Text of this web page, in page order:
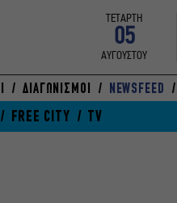
ΤΕΤΑΡΤΗ
05
ΑΥΓΟΥΣΤΟΥ
ΔΙΑΓΩΝΙΣΜΟΙ NEWSFEED
FREE CITY TV